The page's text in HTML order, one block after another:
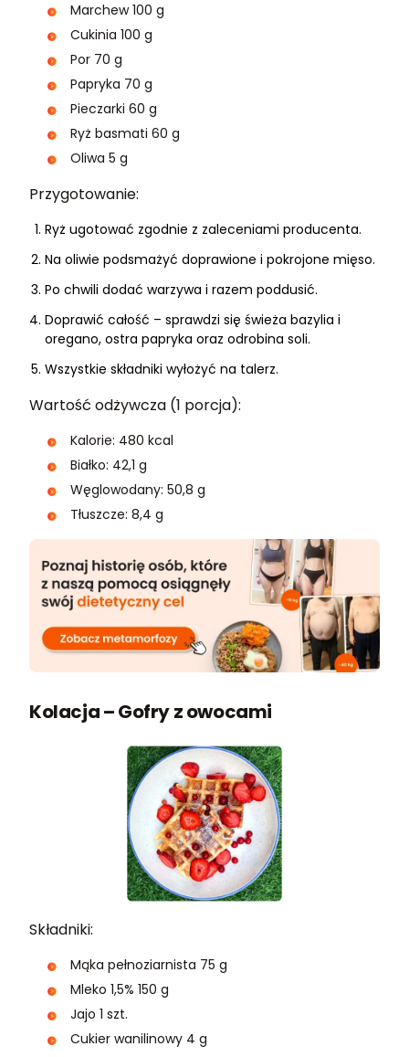
Marchew 100 g
Cukinia 100 g
Por 70 g
Papryka 70 g
Pieczarki 60 g
Ryż basmati 60 g
Oliwa 5 g
Przygotowanie:
Ryż ugotować zgodnie z zaleceniami producenta.
Na oliwie podsmażyć doprawione i pokrojone mięso.
Po chwili dodać warzywa i razem poddusić.
Doprawić całość – sprawdzi się świeża bazylia i
oregano, ostra papryka oraz odrobina soli.
Wszystkie składniki wyłożyć na talerz.
Wartość odżywcza (1 porcja):
Kalorie: 480 kcal
Białko: 42,1 g
Węglowodany: 50,8 g
Tłuszcze: 8,4 g
Kolacja – Gofry z owocami
Składniki:
Mąka pełnoziarnista 75 g
Mleko 1,5% 150 g
Jajo 1 szt.
Cukier wanilinowy 4 g